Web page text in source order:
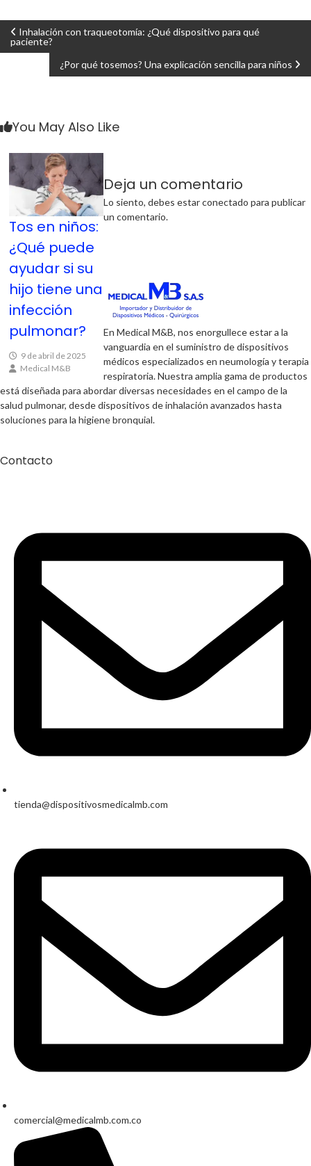
Navegación
de
entradas
Inhalación con traqueotomía: ¿Qué dispositivo para qué
paciente?
¿Por qué tosemos? Una explicación sencilla para niños
You May Also Like
Tos en niños:
¿Qué puede
ayudar si su
hijo tiene una
infección
pulmonar?
9 de abril de 2025
Medical M&B
Deja un comentario
Lo siento, debes estarconectado para publicar
un comentario.
En Medical M&B, nos enorgullece estar a la
vanguardia en el suministro de dispositivos
médicos especializados en neumología y terapia
respiratoria. Nuestra amplia gama de productos
está diseñada para abordar diversas necesidades en el campo de la
salud pulmonar, desde dispositivos de inhalación avanzados hasta
soluciones para la higiene bronquial.
Contacto
tienda@dispositivosmedicalmb.com
comercial@medicalmb.com.co